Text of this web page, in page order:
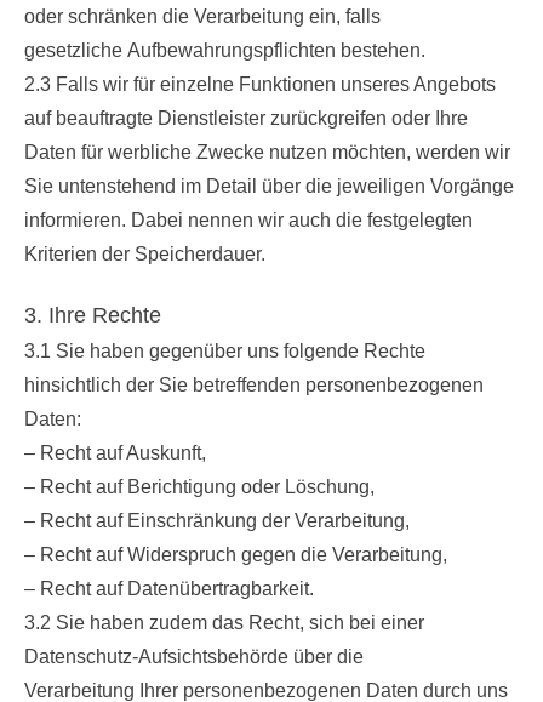
oder schränken die Verarbeitung ein, falls
gesetzliche Aufbewahrungspflichten bestehen.
2.3 Falls wir für einzelne Funktionen unseres Angebots
auf beauftragte Dienstleister zurückgreifen oder Ihre
Daten für werbliche Zwecke nutzen möchten, werden wir
Sie untenstehend im Detail über die jeweiligen Vorgänge
informieren. Dabei nennen wir auch die festgelegten
Kriterien der Speicherdauer.
3. Ihre Rechte
3.1 Sie haben gegenüber uns folgende Rechte
hinsichtlich der Sie betreffenden personenbezogenen
Daten:
– Recht auf Auskunft,
– Recht auf Berichtigung oder Löschung,
– Recht auf Einschränkung der Verarbeitung,
– Recht auf Widerspruch gegen die Verarbeitung,
– Recht auf Datenübertragbarkeit.
3.2 Sie haben zudem das Recht, sich bei einer
Datenschutz-Aufsichtsbehörde über die
Verarbeitung Ihrer personenbezogenen Daten durch uns